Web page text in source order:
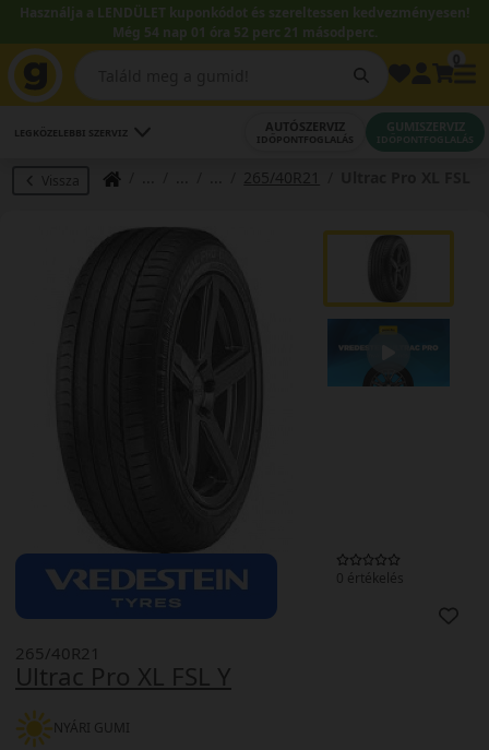
Használja a LENDÜLET kuponkódot és szereltessen kedvezményesen!
Még 54 nap 01 óra 52 perc 20 másodperc.
LEGKÖZELEBBI SZERVIZ AUTÓSZERVIZ
IDŐPONTFOGLALÁS
GUMISZERVIZ
IDŐPONTFOGLALÁS
Vissza 265/40R21
0 értékelés
Ultrac Pro XL FSL Y
265/40R21
NYÁRI GUMI